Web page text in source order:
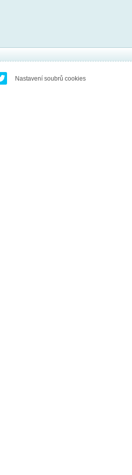
Nastavení soubrů cookies